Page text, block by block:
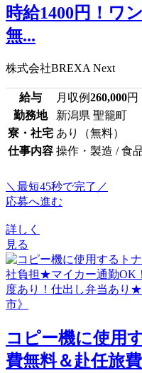
時給1400円！ワ
無...
株式会社BREXA Next
給与 月収例260,000円
勤務地
新潟県 聖籠町
寮・社宅 あり（無料）
仕事内容 操作・製造 / 食
＼最短45秒で完了／
応募へ進む
詳しく
見る
コピー機に使用
費無料＆赴任旅